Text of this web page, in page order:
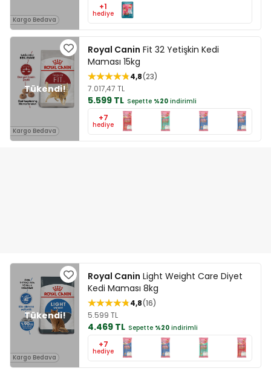
Kargo Bedava
+1
hediye
Kargo Bedava
Royal Canin Fit 32 Yetişkin Kedi
Maması 15kg
4,8 23
7.017,47 TL
5.599 TL Sepette %20 indirimli
+7
hediye
Kargo Bedava
Royal Canin Light Weight Care Diyet
Kedi Maması 8kg
4,8 16
5.599 TL
4.469 TL Sepette %20 indirimli
+7
hediye